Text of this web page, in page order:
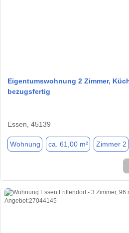
Eigentumswohnung 2 Zimmer,
bezugsfertig
Essen, 45139
Wohnung ca. 61,00 m² Zimmer 2